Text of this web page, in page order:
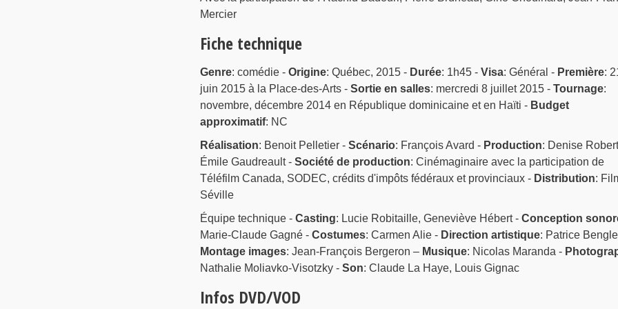
Mercier
Fiche technique
Genre: comédie - Origine: Québec, 2015 - Durée: 1h45 - Visa: Général - Première:
juin 2015 à la Place-des-Arts - Sortie en salles: mercredi 8 juillet 2015 - Tournage:
novembre, décembre 2014 en République dominicaine et en Haïti - Budget
approximatif: NC
Réalisation: Benoit Pelletier - Scénario: François Avard - Production: Denise
Émile Gaudreault - Société de production: Cinémaginaire avec la participation de
Téléfilm Canada, SODEC, crédits d'impôts fédéraux et provinciaux - Distribution:
Séville
Équipe technique - Casting: Lucie Robitaille, Geneviève Hébert - Conception
Marie-Claude Gagné - Costumes: Carmen Alie - Direction artistique: Patrice
Montage images: Jean-François Bergeron – Musique: Nicolas Maranda -
Nathalie Moliavko-Visotzky - Son: Claude La Haye, Louis Gignac
Infos DVD/VOD